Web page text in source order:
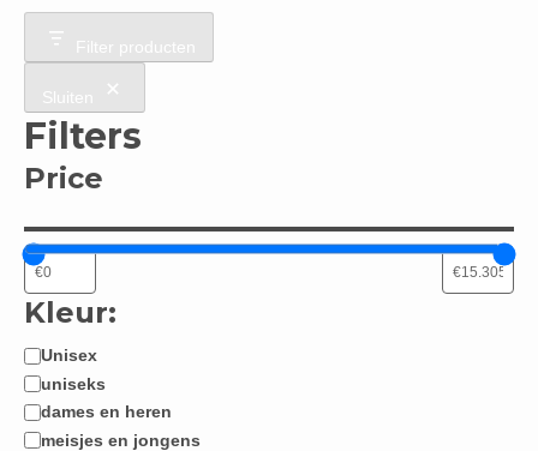
Filter producten
Sluiten
Filters
Price
Kleur:
Jongen
/
Meisje:
Unisex
uniseks
dames en heren
meisjes en jongens